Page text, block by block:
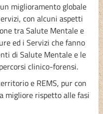
miglioramento globale
con alcuni aspetti
tra Salute Mentale e
ed i Servizi che fanno
di Salute Mentale e le
clinico-forensi.
e REMS, pur con
migliore rispetto alle fasi